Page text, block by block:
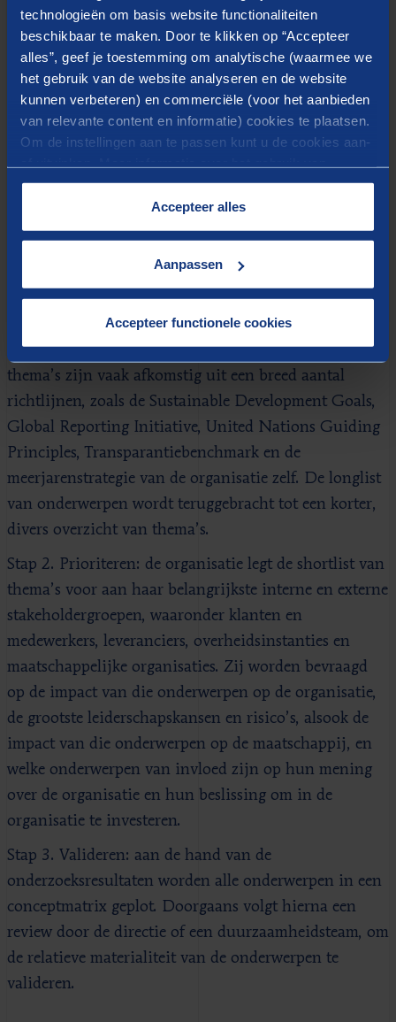
technologieën om basis website functionaliteiten
beschikbaar te maken. Door te klikken op “Accepteer
alles”, geef je toestemming om analytische (waarmee we
het gebruik van de website analyseren en de website
kunnen verbeteren) en commerciële (voor het aanbieden
van relevante content en informatie) cookies te plaatsen.
Om de instellingen aan te passen kunt u de cookies aan-
cookies op onze website treft u in onze
Accepteer alles
Aanpassen
Accepteer functionele cookies
Drie stappen
De uitvoering van een materialiteitsanalyse kent drie
Stap 1. Identificeren te toetsen onderwerpen: Deze
thema’s zijn vaak afkomstig uit een breed aantal
richtlijnen, zoals de Sustainable Development Goals,
Global Reporting Initiative, United Nations Guiding
Principles, Transparantiebenchmark en de
meerjarenstrategie van de organisatie zelf. De longlist
van onderwerpen wordt teruggebracht tot een korter,
divers overzicht van thema’s.
Stap 2. Prioriteren: de organisatie legt de shortlist van
thema’s voor aan haar belangrijkste interne en externe
stakeholdergroepen, waaronder klanten en
medewerkers, leveranciers, overheidsinstanties en
maatschappelijke organisaties. Zij worden bevraagd
op de impact van die onderwerpen op de organisatie,
de grootste leiderschapskansen en risico’s, alsook de
impact van die onderwerpen op de maatschappij, en
welke onderwerpen van invloed zijn op hun mening
over de organisatie en hun beslissing om in de
organisatie te investeren.
Stap 3. Valideren: aan de hand van de
onderzoeksresultaten worden alle onderwerpen in een
conceptmatrix geplot. Doorgaans volgt hierna een
review door de directie of een duurzaamheidsteam, om
de relatieve materialiteit van de onderwerpen te
valideren.